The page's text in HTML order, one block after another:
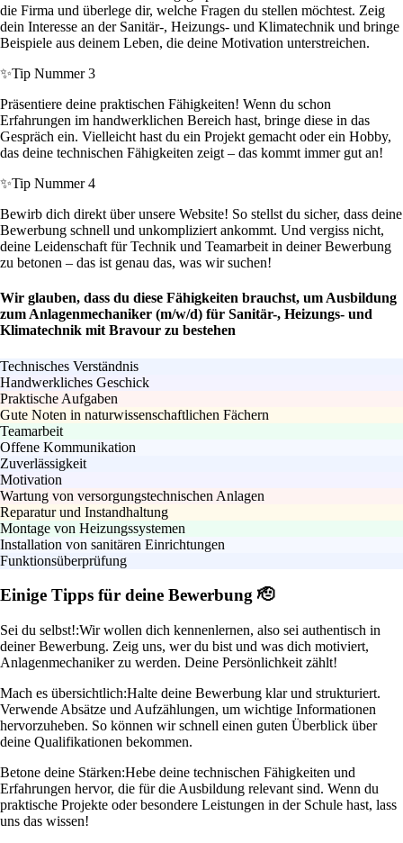
die Firma und überlege dir, welche Fragen du stellen möchtest. Zeig
dein Interesse an der Sanitär-, Heizungs- und Klimatechnik und bringe
Beispiele aus deinem Leben, die deine Motivation unterstreichen.
✨Tip Nummer 3
Präsentiere deine praktischen Fähigkeiten! Wenn du schon
Erfahrungen im handwerklichen Bereich hast, bringe diese in das
Gespräch ein. Vielleicht hast du ein Projekt gemacht oder ein Hobby,
das deine technischen Fähigkeiten zeigt – das kommt immer gut an!
✨Tip Nummer 4
Bewirb dich direkt über unsere Website! So stellst du sicher, dass deine
Bewerbung schnell und unkompliziert ankommt. Und vergiss nicht,
deine Leidenschaft für Technik und Teamarbeit in deiner Bewerbung
zu betonen – das ist genau das, was wir suchen!
Wir glauben, dass du diese Fähigkeiten brauchst, um Ausbildung
zum Anlagenmechaniker (m/w/d) für Sanitär-, Heizungs- und
Klimatechnik mit Bravour zu bestehen
Technisches Verständnis
Handwerkliches Geschick
Praktische Aufgaben
Gute Noten in naturwissenschaftlichen Fächern
Teamarbeit
Offene Kommunikation
Zuverlässigkeit
Motivation
Wartung von versorgungstechnischen Anlagen
Reparatur und Instandhaltung
Montage von Heizungssystemen
Installation von sanitären Einrichtungen
Funktionsüberprüfung
Einige Tipps für deine Bewerbung 🫡
Sei du selbst!:Wir wollen dich kennenlernen, also sei authentisch in
deiner Bewerbung. Zeig uns, wer du bist und was dich motiviert,
Anlagenmechaniker zu werden. Deine Persönlichkeit zählt!
Mach es übersichtlich:Halte deine Bewerbung klar und strukturiert.
Verwende Absätze und Aufzählungen, um wichtige Informationen
hervorzuheben. So können wir schnell einen guten Überblick über
deine Qualifikationen bekommen.
Betone deine Stärken:Hebe deine technischen Fähigkeiten und
Erfahrungen hervor, die für die Ausbildung relevant sind. Wenn du
praktische Projekte oder besondere Leistungen in der Schule hast, lass
uns das wissen!